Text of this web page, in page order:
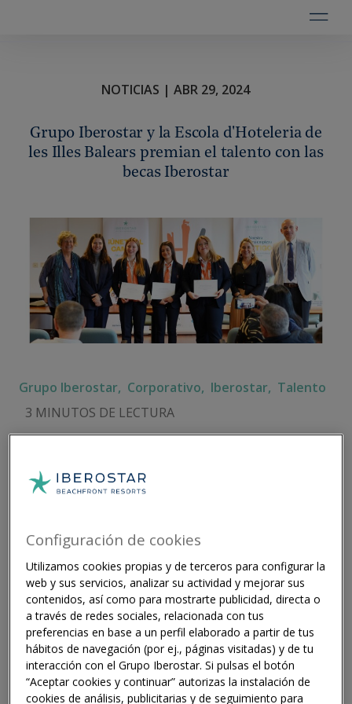
NOTICIAS | ABR 29, 2024
Grupo Iberostar y la Escola d'Hoteleria de
les Illes Balears premian el talento con las
becas Iberostar
Grupo Iberostar, Corporativo, Iberostar, Talento
3 MINUTOS DE LECTURA
Ambas entidades han celebrado hoy en
Becas Iberostar a los alumnos más brillantes
Grupo Iberostar financiará al completo el
tercer y cuarto curso de los alumnos
becados y hará posible su incorporación a la
plantilla de Iberostar Hotels & Resorts
cuando finalicen sus estudios.
Configuración de cookies
Utilizamos cookies propias y de terceros para configurar la
web y sus servicios, analizar su actividad y mejorar sus
contenidos, así como para mostrarte publicidad, directa o
a través de redes sociales, relacionada con tus
preferencias en base a un perfil elaborado a partir de tus
hábitos de navegación (por ej., páginas visitadas) y de tu
interacción con el Grupo Iberostar. Si pulsas el botón
“Aceptar cookies y continuar” autorizas la instalación de
cookies de análisis, publicitarias y de seguimiento para